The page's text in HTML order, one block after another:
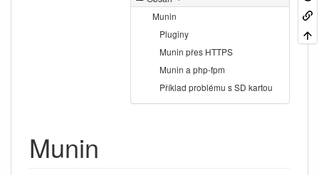
Munin
Pluginy
Munin přes HTTPS
Munin a php-fpm
Příklad problému s SD kartou
Munin